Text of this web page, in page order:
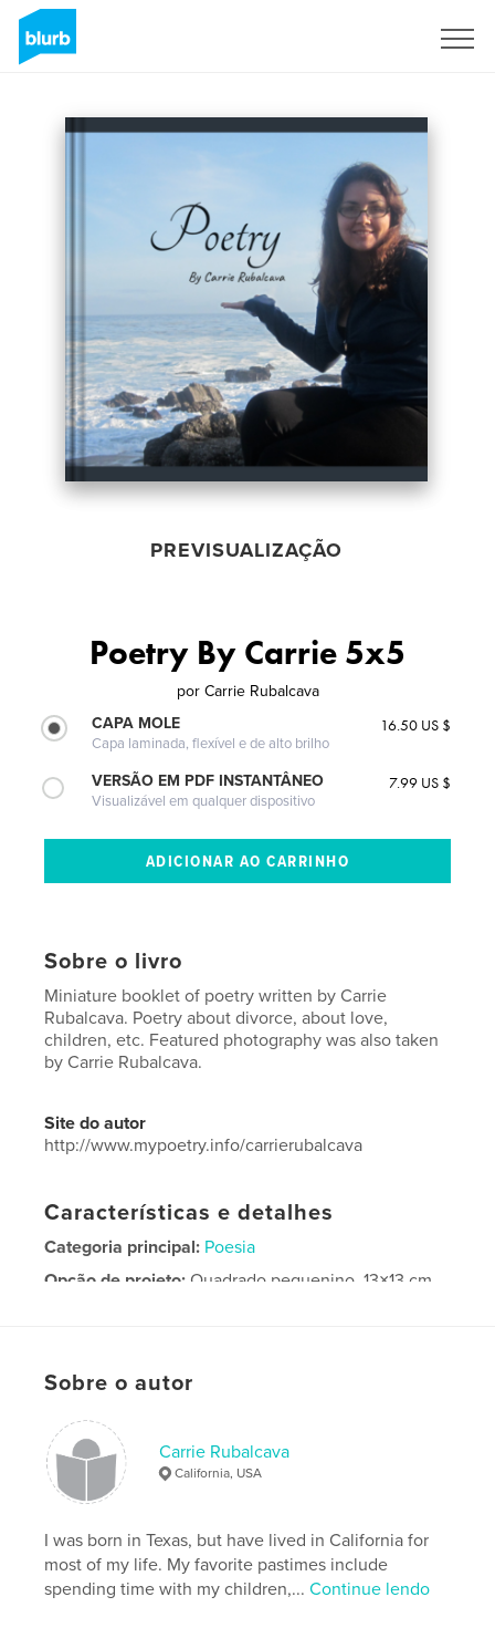
PREVISUALIZAÇÃO
Poetry By Carrie 5x5
por Carrie Rubalcava
CAPA MOLE
Capa laminada, flexível e de alto brilho
16.50 US $
VERSÃO EM PDF INSTANTÂNEO
Visualizável em qualquer dispositivo
7.99 US $
Sobre o livro
Miniature booklet of poetry written by Carrie
Rubalcava. Poetry about divorce, about love,
children, etc. Featured photography was also taken
by Carrie Rubalcava.
Site do autor
http://www.mypoetry.info/carrierubalcava
Características e detalhes
Categoria principal: Poesia
Opção de projeto:Quadrado pequenino, 13×13 cm
children
Sobre o autor
Carrie Rubalcava
California, USA
I was born in Texas, but have lived in California for
most of my life. My favorite pastimes include
spending time with my children,...Continue lendo